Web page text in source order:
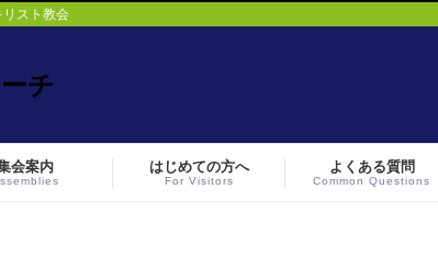
スト教会
会案内 はじめての方へ
For Visitors
よくある質問
Common Questions